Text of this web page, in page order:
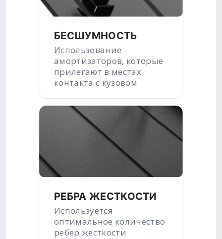
БЕСШУМНОСТЬ
Использование
амортизаторов, которые
прилегают в местах
контакта с кузовом
РЕБРА ЖЕСТКОСТИ
Используется
оптимальное количество
ребер жесткости